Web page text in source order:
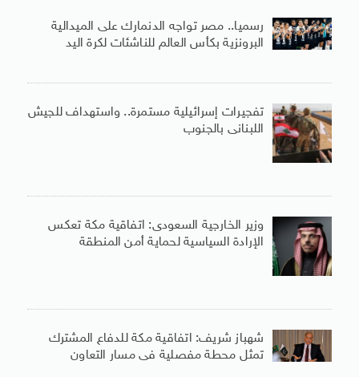
رسميا.. مصر تواجه الدنمارك على الميدالية
البرونزية بكأس العالم للناشئات لكرة اليد
تفجيرات إسرائيلية مستمرة.. واستهداف للجيش
اللبنانى بالجنوب
وزير الخارجية السعودى: اتفاقية مكة تعكس
الإرادة السياسية لحماية أمن المنطقة
شهباز شريف: اتفاقية مكة للدفاع المشترك
تمثل محطة مفصلية فى مسار التعاون